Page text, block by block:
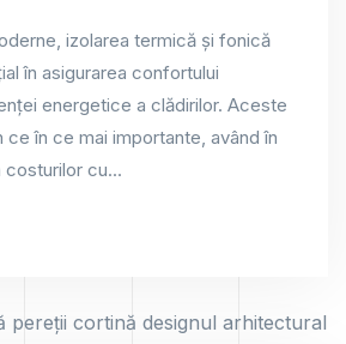
izolarea termică și fonică
în asigurarea confortului
energetice a clădirilor. Aceste
în ce mai importante, având în
cu...